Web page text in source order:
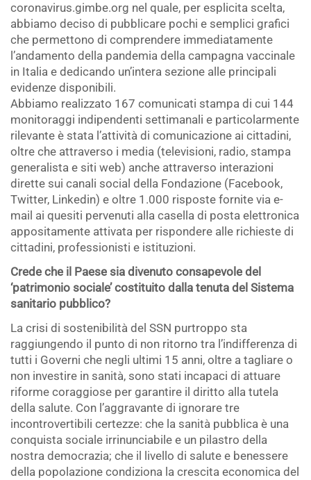
coronavirus.gimbe.org nel quale, per esplicita scelta,
abbiamo deciso di pubblicare pochi e semplici grafici
che permettono di comprendere immediatamente
l’andamento della pandemia della campagna vaccinale
in Italia e dedicando un’intera sezione alle principali
evidenze disponibili.
Abbiamo realizzato 167 comunicati stampa di cui 144
monitoraggi indipendenti settimanali e particolarmente
rilevante è stata l’attività di comunicazione ai cittadini,
oltre che attraverso i media (televisioni, radio, stampa
generalista e siti web) anche attraverso interazioni
dirette sui canali social della Fondazione (Facebook,
Twitter, Linkedin) e oltre 1.000 risposte fornite via e-
mail ai quesiti pervenuti alla casella di posta elettronica
appositamente attivata per rispondere alle richieste di
cittadini, professionisti e istituzioni.
Crede che il Paese sia divenuto consapevole del
‘patrimonio sociale’ costituito dalla tenuta del Sistema
sanitario pubblico?
La crisi di sostenibilità del SSN purtroppo sta
raggiungendo il punto di non ritorno tra l’indifferenza di
tutti i Governi che negli ultimi 15 anni, oltre a tagliare o
non investire in sanità, sono stati incapaci di attuare
riforme coraggiose per garantire il diritto alla tutela
della salute. Con l’aggravante di ignorare tre
incontrovertibili certezze: che la sanità pubblica è una
conquista sociale irrinunciabile e un pilastro della
nostra democrazia; che il livello di salute e benessere
della popolazione condiziona la crescita economica del